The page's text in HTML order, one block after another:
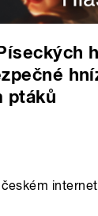
ptáků